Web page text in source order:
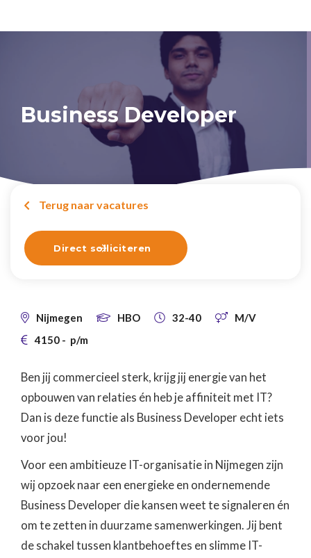
Business Developer
 Terug naar vacatures
Direct solliciteren

 Nijmegen  HBO  32-40  M/V
 4150 - p/m
Ben jij commercieel sterk, krijg jij energie van het
opbouwen van relaties én heb je affiniteit met IT?
Dan is deze functie als Business Developer echt iets
voor jou!
Voor een ambitieuze IT-organisatie in Nijmegen zijn
wij opzoek naar een energieke en ondernemende
Business Developer die kansen weet te signaleren én
om te zetten in duurzame samenwerkingen. Jij bent
de schakel tussen klantbehoeftes en slimme IT-